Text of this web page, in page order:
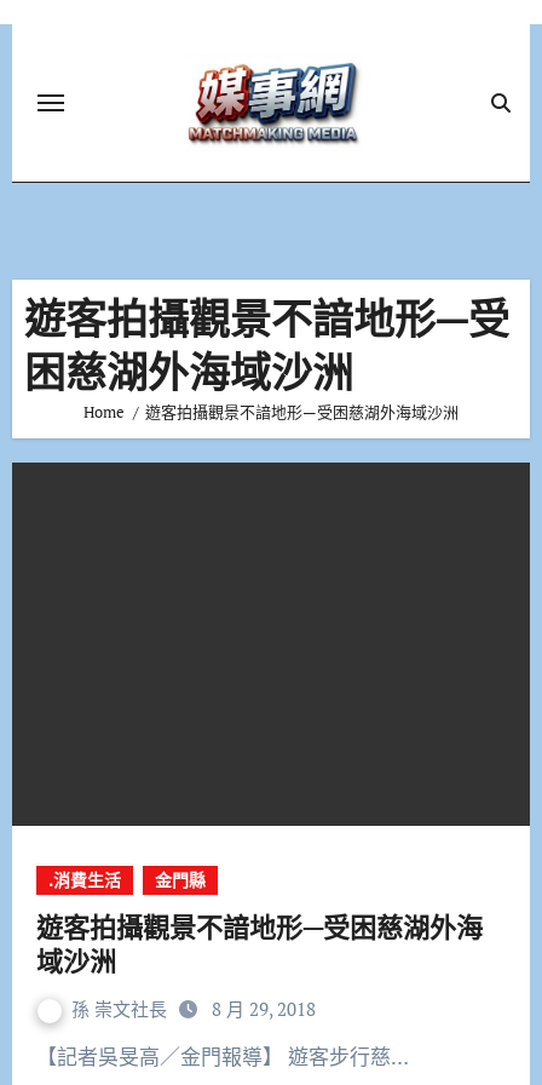
遊客拍攝觀景不諳地形—受
困慈湖外海域沙洲
Home 遊客拍攝觀景不諳地形—受困慈湖外海域沙洲
.消費生活 金門縣
遊客拍攝觀景不諳地形—受困慈湖外海
域沙洲
孫 崇文社長 8 月 29, 2018
【記者吳旻高／金門報導】 遊客步行慈…